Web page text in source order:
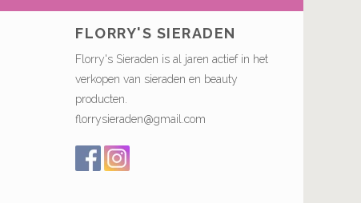
FLORRY'S SIERADEN
Florry's Sieraden is al jaren actief in het
verkopen van sieraden en beauty
producten.
florrysieraden@gmail.com